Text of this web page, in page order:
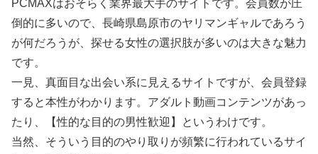
PCMAXはおそらく業界最大手のサイトです。会員数が圧
倒的に多いので、長崎県島原市のヤリマンギャルであろう
が何だろうが、探せる女性の選択肢が多いのは大きな魅力
です。
一見、真面目な出会い系に見えるサイトですが、会員登録
すると本性がわかります。アダルト動画コンテンツがあっ
たり、【性的な目的の男性歓迎】というわけです。
当然、そういう目的のやり取りが頻繁に行われているサイ